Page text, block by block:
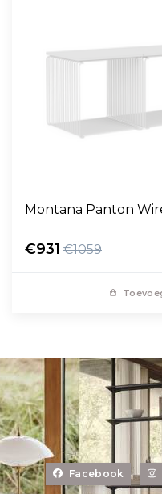
Montana Panton
€931 €1059
Facebook